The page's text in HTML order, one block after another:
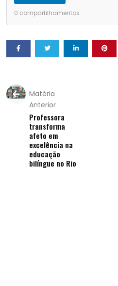
0 compartilhamentos
Matéria
Anterior
Professora
transforma
afeto em
excelência na
educação
bilíngue no Rio